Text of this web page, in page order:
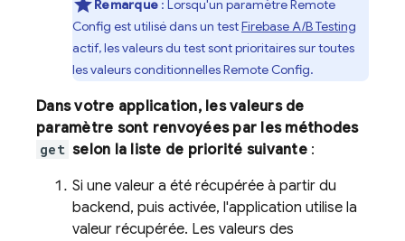
Remarque : Lorsqu'un paramètreRemote
Config est utilisé dans un testFirebase A/B Testing
actif, les valeurs du test sont prioritaires sur toutes
les valeurs conditionnellesRemote Config.
Dans votre application, les valeurs de
paramètre sont renvoyées par les méthodes
get selon la liste de priorité suivante:
Si une valeur a été récupérée à partir du
backend, puis activée, l'application utilise la
valeur récupérée. Les valeurs des